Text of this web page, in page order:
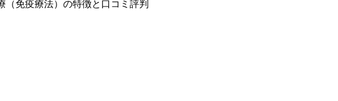
免疫療法）の特徴と口コミ評判